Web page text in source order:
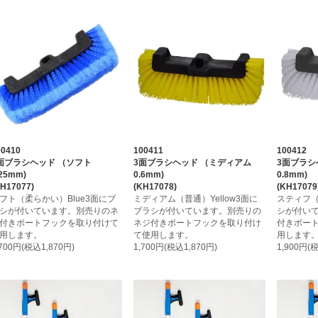
ブラシヘッド （ソフト
ト（柔らかい）Blue3面にブ
が付いています。別売りのネ
きボートフックを取り付けて
します。
円(税込1,870円)
100411
3面ブラシヘッド （ミディアム
0.6mm)
(KH17078)
ミディアム（普通）Yellow3面に
ブラシが付いています。別売りの
ネジ付きボートフックを取り付け
て使用します。
1,700円(税込1,870円)
100412
3面ブラ
0.8mm)
スティフ
シが付い
付きボー
用します
1,900円(